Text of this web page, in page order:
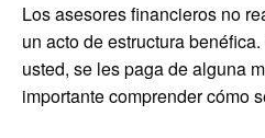
Los asesores financieros no
un acto de estructura
usted, se les paga de alguna
importante comprender cómo